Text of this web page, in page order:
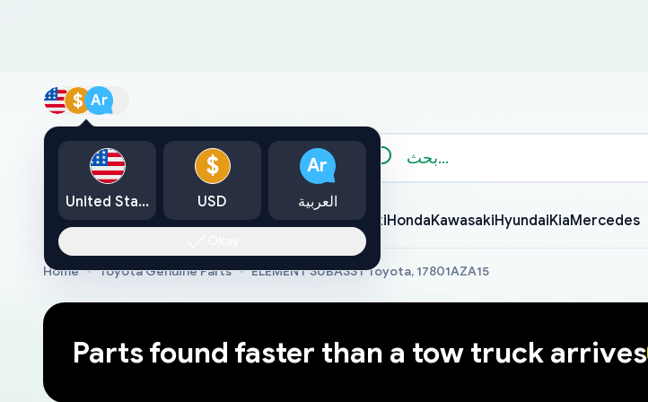
$ Ar
الكتالوج
ToyotaLexusNissanMazdaMitsubishiYamahaSuzukiHondaKawasakiHyundaiKiaMercedes
Home Toyota Genuine Parts ELEMENT SUBASSY Toyota, 17801AZA15
Parts found faster than a tow truck arrives
United States
$
USD
Ar
العربية